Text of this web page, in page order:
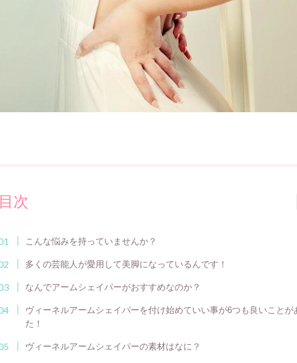
目次
こんな悩みを持っていませんか？
多くの芸能人が愛用して美脚になっているんです！
なんでアームシェイパーがおすすめなのか？
ヴィーネルアームシェイパーを付け始めていい事が6つも良いことが
た！
ヴィーネルアームシェイパーの素材はなに？